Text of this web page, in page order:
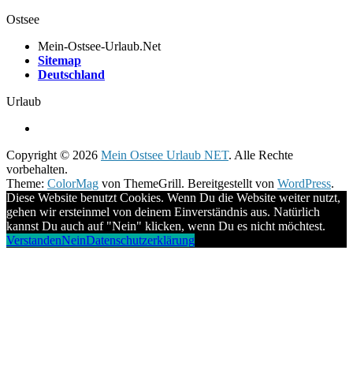
Ostsee
Mein-Ostsee-Urlaub.Net
Sitemap
Deutschland
Urlaub
Copyright © 2026 Mein Ostsee Urlaub NET. Alle Rechte
vorbehalten.
Theme: ColorMag von ThemeGrill. Bereitgestellt von WordPress.
Diese Website benutzt Cookies. Wenn Du die Website weiter nutzt,
gehen wir ersteinmel von deinem Einverständnis aus. Natürlich
kannst Du auch auf "Nein" klicken, wenn Du es nicht möchtest.
VerstandenNeinDatenschutzerklärung